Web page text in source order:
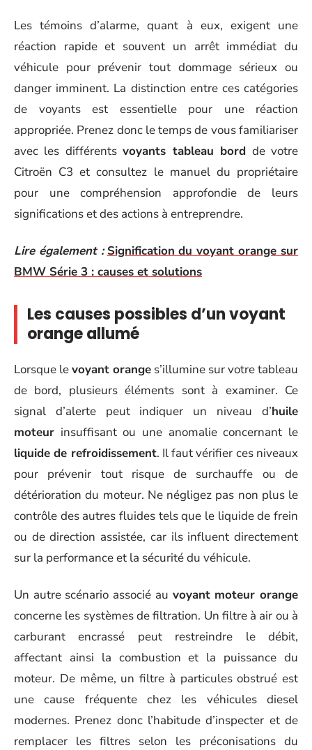
Les témoins d’alarme, quant à eux, exigent une
réaction rapide et souvent un arrêt immédiat du
véhicule pour prévenir tout dommage sérieux ou
danger imminent. La distinction entre ces catégories
de voyants est essentielle pour une réaction
appropriée. Prenez donc le temps de vous familiariser
avec les différentsvoyants tableau bord de votre
Citroën C3 et consultez le manuel du propriétaire
pour une compréhension approfondie de leurs
significations et des actions à entreprendre.
Lire également : Signification du voyant orange sur
BMW Série 3 : causes et solutions
Les causes possibles d’un voyant
orange allumé
Lorsque levoyant orange s’illumine sur votre tableau
de bord, plusieurs éléments sont à examiner. Ce
signal d’alerte peut indiquer un niveau d’huile
moteur insuffisant ou une anomalie concernant le
liquide de refroidissement. Il faut vérifier ces niveaux
pour prévenir tout risque de surchauffe ou de
détérioration du moteur. Ne négligez pas non plus le
contrôle des autres fluides tels que le liquide de frein
ou de direction assistée, car ils influent directement
sur la performance et la sécurité du véhicule.
Un autre scénario associé au voyant moteur orange
concerne les systèmes de filtration. Un filtre à air ou à
carburant encrassé peut restreindre le débit,
affectant ainsi la combustion et la puissance du
moteur. De même, un filtre à particules obstrué est
une cause fréquente chez les véhicules diesel
modernes. Prenez donc l’habitude d’inspecter et de
remplacer les filtres selon les préconisations du